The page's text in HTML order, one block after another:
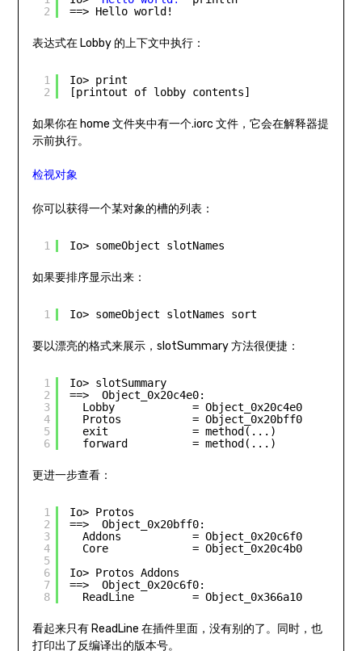
2
==> Hello world!
表达式在 Lobby 的上下文中执行：
1
2
Io> print
[printout of lobby contents]
如果你在 home 文件夹中有一个.iorc 文件，它会在解释器提
示前执行。
检视对象
你可以获得一个某对象的槽的列表：
1 Io> someObject slotNames
如果要排序显示出来：
1 Io> someObject slotNames sort
要以漂亮的格式来展示，slotSummary 方法很便捷：
1
2
3
4
5
6
Io> slotSummary
==>  Object_0x20c4e0:
Lobby            = Object_0x20c4e0
Protos           = Object_0x20bff0
exit             = method(...)
forward          = method(...)
更进一步查看：
1
2
3
4
5
6
7
8
Io> Protos
==>  Object_0x20bff0:
Addons           = Object_0x20c6f0
Core             = Object_0x20c4b0
Io> Protos Addons
==>  Object_0x20c6f0:
ReadLine         = Object_0x366a10
看起来只有 ReadLine 在插件里面，没有别的了。同时，也
打印出了反编译出的版本号。